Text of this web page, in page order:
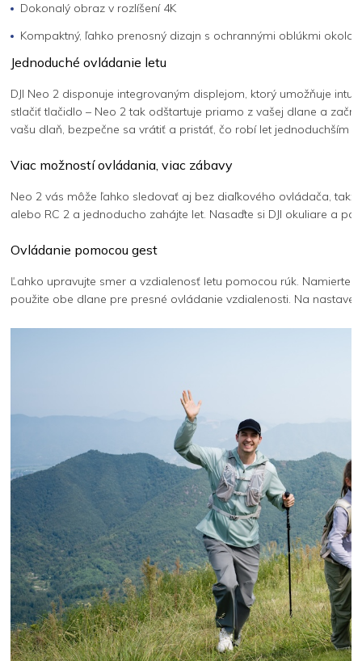
Dokonalý obraz v rozlíšení 4K
Kompaktný, ľahko prenosný dizajn s ochrannými oblúkmi okolo
Jednoduché ovládanie letu
DJI Neo 2 disponuje integrovaným displejom, ktorý umožňuje
stlačiť tlačidlo – Neo 2 tak odštartuje priamo z vašej dlane a
vašu dlaň, bezpečne sa vrátiť a pristáť, čo robí let jednoduchším
Viac možností ovládania, viac zábavy
Neo 2 vás môže ľahko sledovať aj bez diaľkového ovládača,
alebo RC 2 a jednoducho zahájte let. Nasaďte si DJI okuliare a
Ovládanie pomocou gest
Ľahko upravujte smer a vzdialenosť letu pomocou rúk.
použite obe dlane pre presné ovládanie vzdialenosti. Na